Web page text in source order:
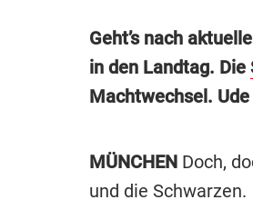
Geht’s nach
in den Landtag. Die
Machtwechsel.
MÜNCHENDoch,
und die Schwarzen.